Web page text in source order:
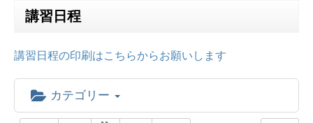
講習日程
講習日程の印刷はこちらからお願いします
カテゴリー